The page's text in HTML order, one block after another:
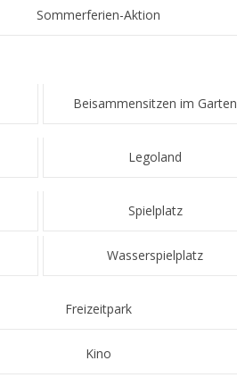
Sommerferien-Aktion
Beisammensitzen im Garten
Legoland
Spielplatz
Wasserspielplatz
Freizeitpark
Kino